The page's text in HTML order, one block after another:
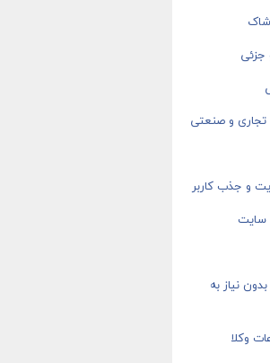
جزئی
تجاری و صنعتی
و جذب کاربر
سایت
نیاز به
وکلا